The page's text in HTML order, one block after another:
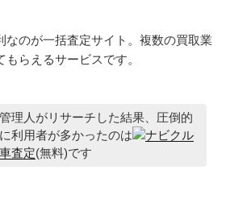
なのが一括査定サイト。複数の買取業
らえるサービスです。
管理人がリサーチした結果、圧倒的
に利用者が多かったのは
ナビクル
車査定(無料)です